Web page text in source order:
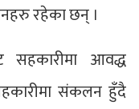
रहेका छन् ।
सहकारीमा आवद्ध
संकलन हुँदै